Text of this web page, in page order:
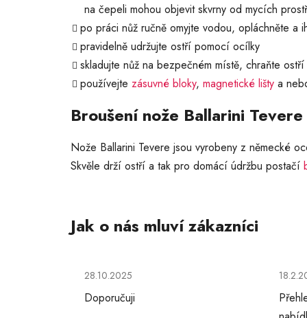
na čepeli mohou objevit skvrny od mycích
po práci nůž ručně omyjte vodou, opláchněte a
pravidelně udržujte ostří pomocí ocílky
skladujte nůž na bezpečném místě, chraňte
používejte zásuvné bloky, magnetické lišty a
Broušení nože Ballarini Tevere
Nože Ballarini Tevere jsou vyrobeny z německé
Skvěle drží ostří a tak pro domácí údržbu postačí
Hodnocení obchodu je 5 z 5 hvězdiček.
28.10.2025
Doporučuji